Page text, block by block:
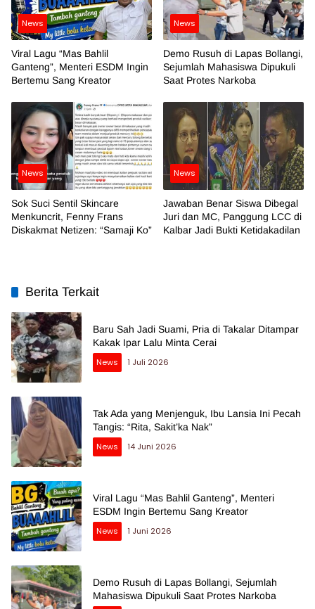
News
Viral Lagu “Mas Bahlil
Ganteng”, Menteri ESDM Ingin
Bertemu Sang Kreator
News
Demo Rusuh di Lapas Bollangi,
Sejumlah Mahasiswa Dipukuli
Saat Protes Narkoba
News
Sok Suci Sentil Skincare
Menkuncrit, Fenny Frans
Diskakmat Netizen: “Samaji Ko”
News
Jawaban Benar Siswa Dibegal
Juri dan MC, Panggung LCC di
Kalbar Jadi Bukti Ketidakadilan
Berita Terkait
Baru Sah Jadi Suami, Pria di Takalar Ditampar
Kakak Ipar Lalu Minta Cerai
News
1 Juli 2026
Tak Ada yang Menjenguk, Ibu Lansia Ini Pecah
Tangis: “Rita, Sakit’ka Nak”
News
14 Juni 2026
Viral Lagu “Mas Bahlil Ganteng”, Menteri
ESDM Ingin Bertemu Sang Kreator
News
1 Juni 2026
Demo Rusuh di Lapas Bollangi, Sejumlah
Mahasiswa Dipukuli Saat Protes Narkoba